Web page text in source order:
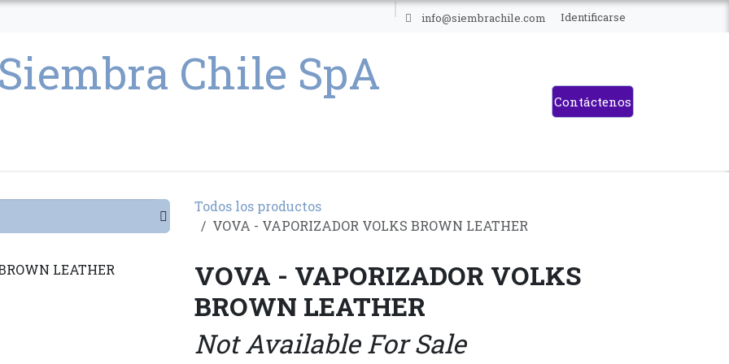
info@siembrachile.com Identificarse
Contáctenos
Todos los productos
VOVA - VAPORIZADOR VOLKS BROWN LEATHER
VOVA - VAPORIZADOR VOLKS
BROWN LEATHER
Not Available For Sale